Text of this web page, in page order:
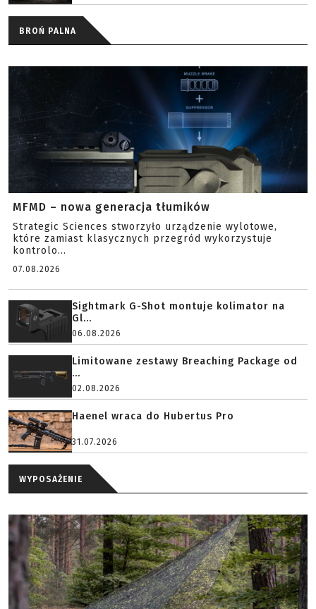
BROŃ PALNA
MFMD – nowa generacja tłumików
Strategic Sciences stworzyło urządzenie wylotowe,
które zamiast klasycznych przegród wykorzystuje
kontrolo...
07.08.2026
Sightmark G-Shot montuje kolimator na
Gl...
06.08.2026
Limitowane zestawy Breaching Package od
...
02.08.2026
Haenel wraca do Hubertus Pro
31.07.2026
WYPOSAŻENIE